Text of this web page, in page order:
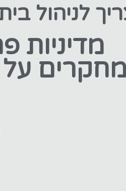
לניהול
מדיניות
מחקרים